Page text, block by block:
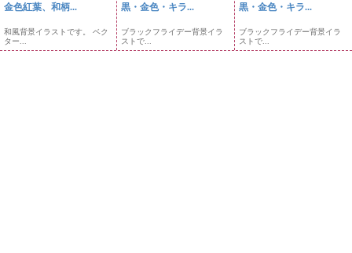
金色紅葉、和柄...
和風背景イラストです。 ベク
ター...
黒・金色・キラ...
ブラックフライデー背景イラ
ストで...
黒・金色・キラ...
ブラックフライデー背景イラ
ストで...